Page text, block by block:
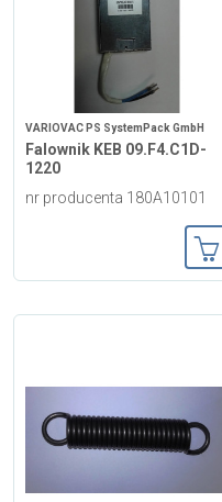
VARIOVAC PS SystemPack GmbH
Falownik KEB 09.F4.C1D-
1220
nr producenta 180A10101